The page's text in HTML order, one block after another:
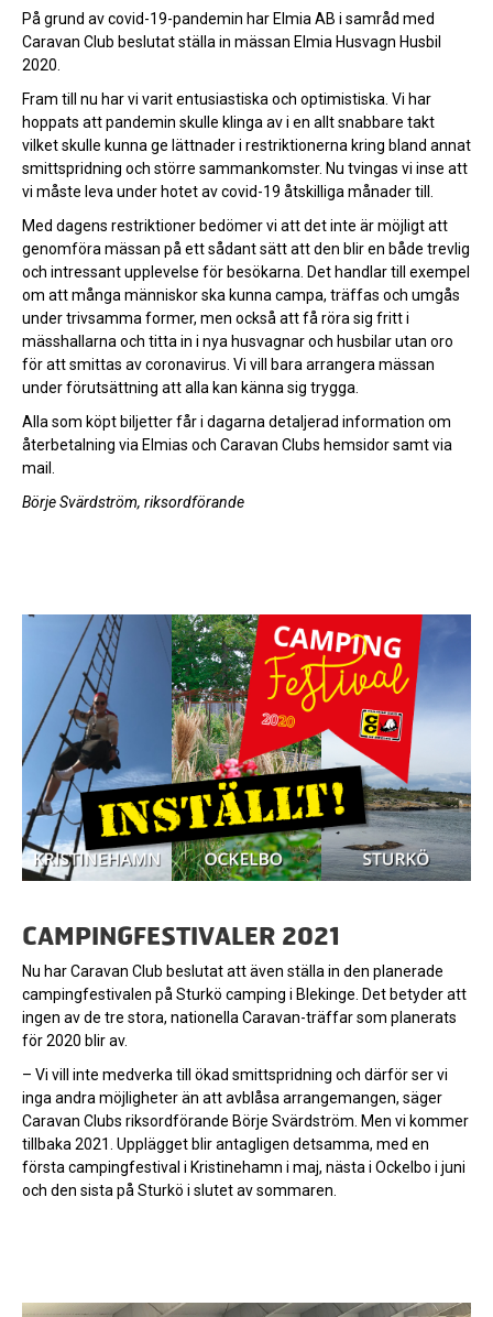
På grund av covid-19-pandemin har Elmia AB i samråd med
Caravan Club beslutat ställa in mässan Elmia Husvagn Husbil
2020.
Fram till nu har vi varit entusiastiska och optimistiska. Vi har
hoppats att pandemin skulle klinga av i en allt snabbare takt
vilket skulle kunna ge lättnader i restriktionerna kring bland annat
smittspridning och större sammankomster. Nu tvingas vi inse att
vi måste leva under hotet av covid-19 åtskilliga månader till.
Med dagens restriktioner bedömer vi att det inte är möjligt att
genomföra mässan på ett sådant sätt att den blir en både trevlig
och intressant upplevelse för besökarna. Det handlar till exempel
om att många människor ska kunna campa, träffas och umgås
under trivsamma former, men också att få röra sig fritt i
mässhallarna och titta in i nya husvagnar och husbilar utan oro
för att smittas av coronavirus. Vi vill bara arrangera mässan
under förutsättning att alla kan känna sig trygga.
Alla som köpt biljetter får i dagarna detaljerad information om
återbetalning via Elmias och Caravan Clubs hemsidor samt via
mail.
Börje Svärdström, riksordförande
CAMPINGFESTIVALER 2021
Nu har Caravan Club beslutat att även ställa in den planerade
campingfestivalen på Sturkö camping i Blekinge. Det betyder att
ingen av de tre stora, nationella Caravan-träffar som planerats
för 2020 blir av.
– Vi vill inte medverka till ökad smittspridning och därför ser vi
inga andra möjligheter än att avblåsa arrangemangen, säger
Caravan Clubs riksordförande Börje Svärdström. Men vi kommer
tillbaka 2021. Upplägget blir antagligen detsamma, med en
första campingfestival i Kristinehamn i maj, nästa i Ockelbo i juni
och den sista på Sturkö i slutet av sommaren.